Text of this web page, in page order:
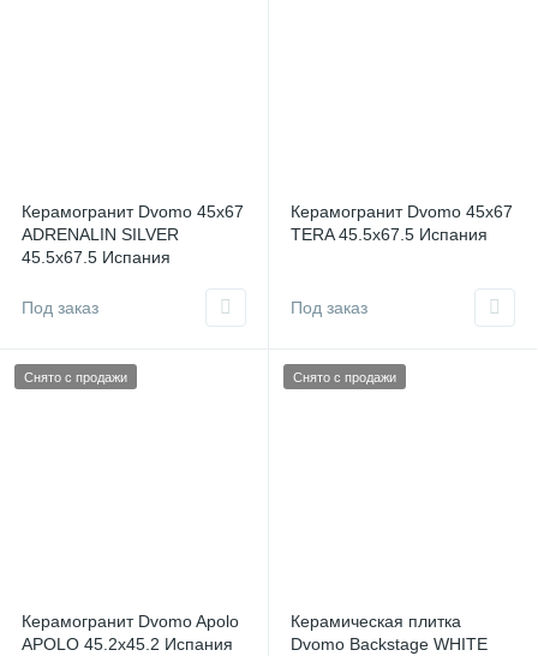
Керамогранит Dvomo 45х67
ADRENALIN SILVER
45.5x67.5 Испания
Под заказ
Керамогранит Dvomo 45х67
TERA 45.5x67.5 Испания
Под заказ
Снято с продажи
Керамогранит Dvomo Apolo
APOLO 45.2x45.2 Испания
Снято с продажи
Керамическая плитка
Dvomo Backstage WHITE